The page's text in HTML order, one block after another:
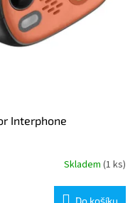
Interphone
Skladem (1 ks)
Do košíku